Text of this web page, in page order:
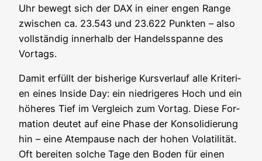
Uhr bewegt sich der DAX in einer engen Ran­ge
zwi­schen ca. 23.543 und 23.622 Punk­ten – also
voll­stän­dig inner­halb der Han­dels­span­ne des
Vortags.
Damit erfüllt der bis­he­ri­ge Kurs­ver­lauf alle Kri­te­ri­
en eines Insi­de Day: ein nied­ri­ge­res Hoch und ein
höhe­res Tief im Ver­gleich zum Vor­tag. Die­se For­
ma­ti­on deu­tet auf eine Pha­se der Kon­so­li­die­rung
hin – eine Atem­pau­se nach der hohen Vola­ti­li­tät.
Oft berei­ten sol­che Tage den Boden für einen